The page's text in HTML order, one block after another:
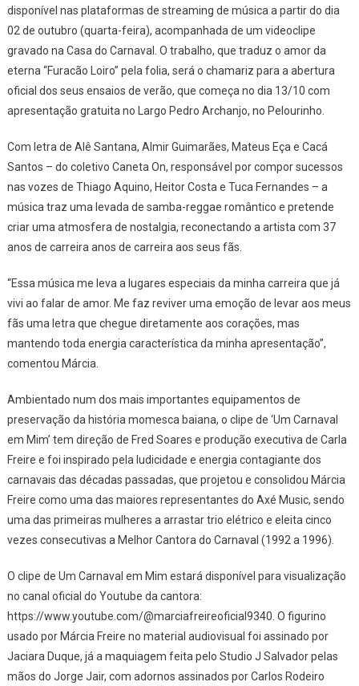
Folia
disponível nas plataformas de streaming de música a partir do dia
02 de outubro (quarta-feira), acompanhada de um videoclipe
gravado na Casa do Carnaval. O trabalho, que traduz o amor da
eterna “Furacão Loiro” pela folia, será o chamariz para a abertura
oficial dos seus ensaios de verão, que começa no dia 13/10 com
apresentação gratuita no Largo Pedro Archanjo, no Pelourinho.
Com letra de Alê Santana, Almir Guimarães, Mateus Eça e Cacá
Santos – do coletivo Caneta On, responsável por compor sucessos
nas vozes de Thiago Aquino, Heitor Costa e Tuca Fernandes – a
música traz uma levada de samba-reggae romântico e pretende
criar uma atmosfera de nostalgia, reconectando a artista com 37
anos de carreira anos de carreira aos seus fãs.
“Essa música me leva a lugares especiais da minha carreira que já
vivi ao falar de amor. Me faz reviver uma emoção de levar aos meus
fãs uma letra que chegue diretamente aos corações, mas
mantendo toda energia característica da minha apresentação”,
comentou Márcia.
Ambientado num dos mais importantes equipamentos de
preservação da história momesca baiana, o clipe de ‘Um Carnaval
em Mim’ tem direção de Fred Soares e produção executiva de Carla
Freire e foi inspirado pela ludicidade e energia contagiante dos
carnavais das décadas passadas, que projetou e consolidou Márcia
Freire como uma das maiores representantes do Axé Music, sendo
uma das primeiras mulheres a arrastar trio elétrico e eleita cinco
vezes consecutivas a Melhor Cantora do Carnaval (1992 a 1996).
O clipe de Um Carnaval em Mim estará disponível para visualização
no canal oficial do Youtube da cantora:
https://www.youtube.com/@marciafreireoficial9340. O figurino
usado por Márcia Freire no material audiovisual foi assinado por
Jaciara Duque, já a maquiagem feita pelo Studio J Salvador pelas
mãos do Jorge Jair, com adornos assinados por Carlos Rodeiro